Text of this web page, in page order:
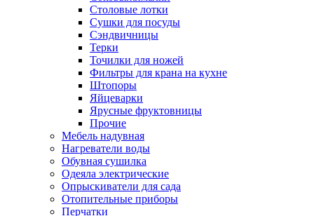
Столовые лотки
Сушки для посуды
Сэндвичницы
Терки
Точилки для ножей
Фильтры для крана на кухне
Штопоры
Яйцеварки
Ярусные фруктовницы
Прочие
Мебель надувная
Нагреватели воды
Обувная сушилка
Одеяла электрические
Опрыскиватели для сада
Отопительные приборы
Перчатки